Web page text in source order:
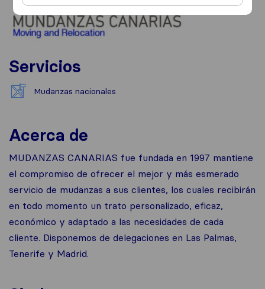
Servicios
Mudanzas nacionales
Acerca de
MUDANZAS CANARIAS fue fundada en 1997 mantiene
el compromiso de ofrecer el mejor y más esmerado
servicio de mudanzas a sus clientes, los cuales recibirán
en todo momento un trato personalizado, eficaz,
económico y adaptado a las necesidades de cada
cliente. Disponemos de delegaciones en Las Palmas,
Tenerife y Madrid.